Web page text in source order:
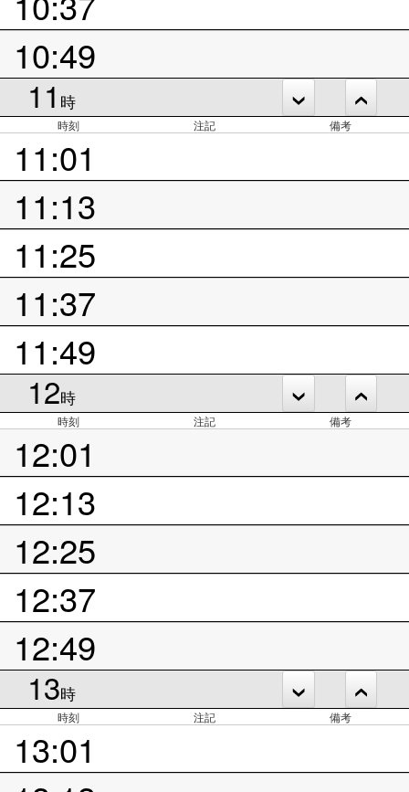
10:49
11 時
時刻 注記 備考
11:01
11:13
11:25
11:37
11:49
12時
時刻 注記 備考
12:01
12:13
12:25
12:37
12:49
13時
時刻 注記 備考
13:01